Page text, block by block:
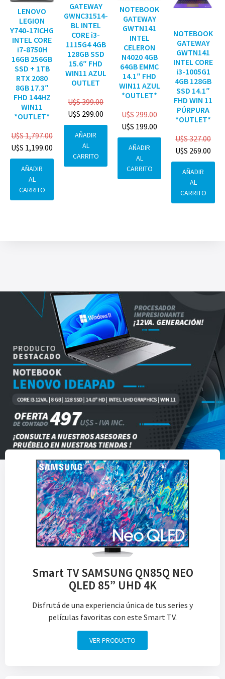
LENOVO
LEGION
Y740-17ICHG
INTEL CORE
i7-8750H
16GB 256GB
SSD + 1TB
RTX 2080
8GB 17.3″
FHD 144HZ
WIN11
*OUTLET*
U$S1,797.00
U$S 1,199.00
AÑADIR
AL
CARRITO
GATEWAY
GWNC31514-
BL INTEL
CORE i3-
1115G4 4GB
128GB SSD
15.6″ FHD
WIN11 AZUL
OUTLET
U$S399.00
U$S 299.00
AÑADIR
AL
CARRITO
NOTEBOOK
GATEWAY
GWTN141
INTEL
CELERON
N4020 4GB
64GB EMMC
14.1″ FHD
WIN11 AZUL
*OUTLET*
U$S299.00
U$S 199.00
AÑADIR
AL
CARRITO
NOTEBOOK
GATEWAY
GWTN141
INTEL CORE
i3-1005G1
4GB 128GB
SSD 14.1″
FHD WIN 11
PÚRPURA
*OUTLET*
U$S327.00
U$S 269.00
AÑADIR
AL
CARRITO
Smart TV SAMSUNG QN85Q NEO
QLED 85” UHD 4K
Disfrutá de una experiencia única de tus series y
películas favoritas con este Smart TV.
VER PRODUCTO